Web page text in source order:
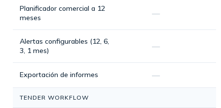
Planificador comercial a 12
meses
—
Alertas configurables (12, 6,
3, 1 mes)
—
Exportación de informes —
TENDER WORKFLOW